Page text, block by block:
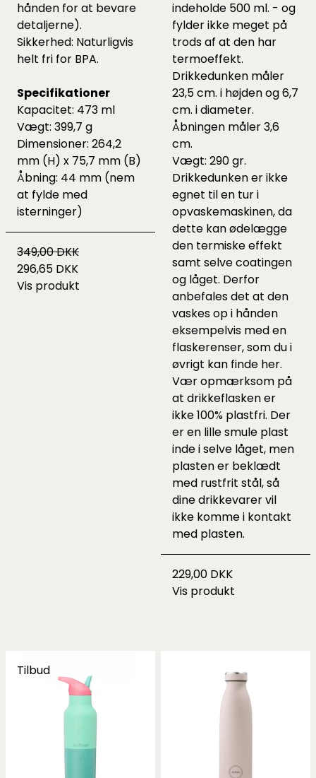
hånden for at bevare
detaljerne).
Sikkerhed: Naturligvis
helt fri for BPA.
Specifikationer
Kapacitet: 473 ml
Vægt: 399,7 g
Dimensioner: 264,2
mm (H) x 75,7 mm (B)
Åbning: 44 mm (nem
at fylde med
isterninger)
349,00 DKK
296,65 DKK
Vis produkt
indeholde 500 ml. - og
fylder ikke meget på
trods af at den har
termoeffekt.
Drikkedunken måler
23,5 cm. i højden og 6,7
cm. i diameter.
Åbningen måler 3,6
cm.
Vægt: 290 gr.
Drikkedunken er ikke
egnet til en tur i
opvaskemaskinen, da
dette kan ødelægge
den termiske effekt
samt selve coatingen
og låget. Derfor
anbefales det at den
vaskes op i hånden
eksempelvis med en
flaskerenser, som du i
øvrigt kan finde her.
Vær opmærksom på
at drikkeflasken er
ikke 100% plastfri. Der
er en lille smule plast
inde i selve låget, men
plasten er beklædt
med rustfrit stål, så
dine drikkevarer vil
ikke komme i kontakt
med plasten.
229,00 DKK
Vis produkt
Tilbud